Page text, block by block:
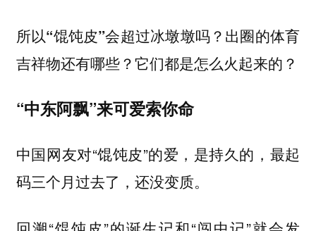
所以“馄饨皮”会超过冰墩墩吗？出圈的体育
吉祥物还有哪些？它们都是怎么火起来的？
“中东阿飘”来可爱索你命
中国网友对“馄饨皮”的爱，是持久的，最起
码三个月过去了，还没变质。